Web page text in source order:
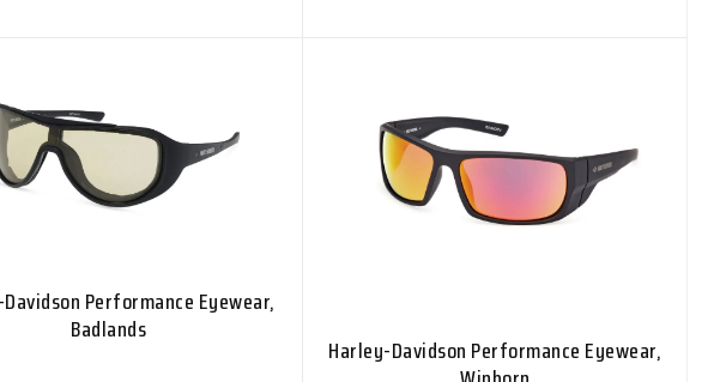
Performance Eyewear,
Badlands
Harley-Davidson Performance Eyewear,